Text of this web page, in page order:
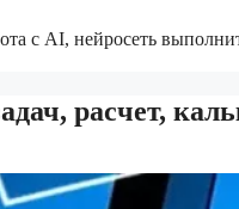
с AI, нейросеть
расчет,